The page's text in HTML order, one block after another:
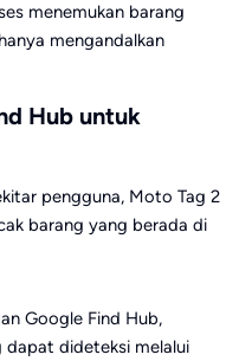
menemukan barang
mengandalkan
Hub untuk
pengguna, Moto Tag 2
barang yang berada di
Google Find Hub,
dapat dideteksi melalui